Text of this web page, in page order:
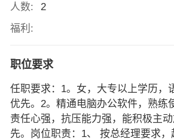
人数:
2
福利:
职位要求
任职要求：1。女，大专以上学历，
优先。2。精通电脑办公软件，熟练
责任心强，抗压能力强，能积极主
先。岗位职责：1、 按总经理要求